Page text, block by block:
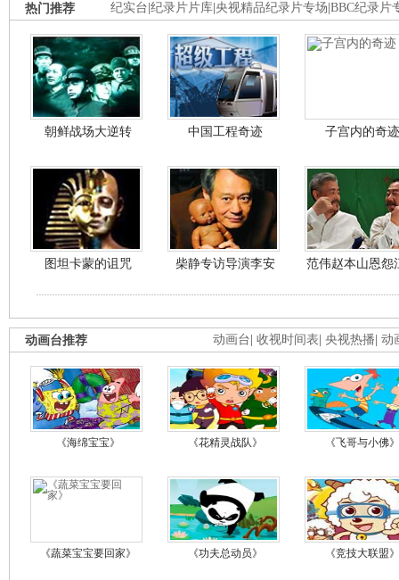
纪实台 纪录片片库 央视精品纪录片专场 BBC纪录片
热门推荐
朝鲜战场大逆转 中国工程奇迹 子宫内的奇迹
图坦卡蒙的诅咒 柴静专访导演李安 范伟赵本山恩怨
动画台 收视时间表 央视热播 动
动画台推荐
《海绵宝宝》 《花精灵战队》 《飞哥与小佛》
《蔬菜宝宝要回家》 《功夫总动员》 《竞技大联盟》